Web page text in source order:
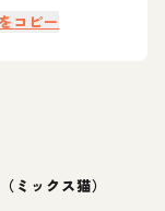
コピー
ミックス猫）